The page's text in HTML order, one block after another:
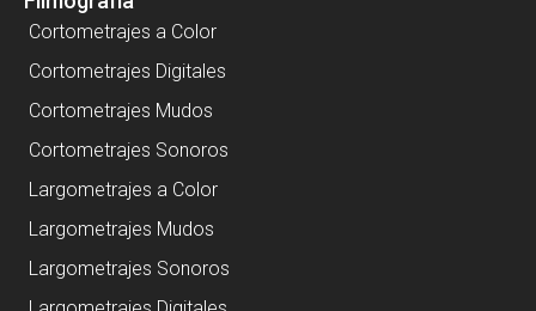
Cortometrajes a Color
Cortometrajes Digitales
Cortometrajes Mudos
Cortometrajes Sonoros
Largometrajes a Color
Largometrajes Mudos
Largometrajes Sonoros